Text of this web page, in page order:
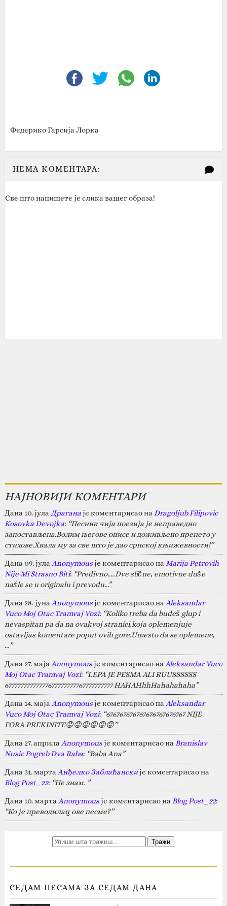
Федерико Гарсија Лорка
НЕМА КОМЕНТАРА:
Све што напишете је слика вашег образа!
НАЈНОВИЈИ КОМЕНТАРИ
Дана 10. јула Драганаје коментарисао на Dragoljub Filipovic
Kosovka Devojka: “Песник чија поезија је неправедно
запостављена.Волим његове описе и доживљено пренето у
стихове.Хвала му за све што је дао српској књижевности!”
Дана 09. јула Anonymousје коментарисао на Marija Petrovih
Nije Mi Strasno Biti: “Predivno.....Dve slične, emotivne duše
našle se u originalu i prevodu...”
Дана 28. јуна Anonymousје коментарисао на Aleksandar
Vuco Moj Otac Tramvaj Vozi: “Koliko treba da budeš glup i
nevaspitan pa da na ovakvoj stranici,koja oplemenjuje
ostavljas komentare poput ovih gore.Umesto da se oplemene,
…”
Дана 27. маја Anonymousје коментарисао на Aleksandar Vuco
Moj Otac Tramvaj Vozi: “LEPA JE PESMA ALI RUUSSSSSS
67777777777777677777777767777777777 HAHAHhhHahahahaha”
Дана 14. маја Anonymousје коментарисао на Aleksandar
Vuco Moj Otac Tramvaj Vozi: “676767676767676767676767 NIJE
FORA PREKINITE😡😡😡😡😡😡”
Дана 27. априла Anonymousје коментарисао на Branislav
Nusic Pogreb Dva Raba: “Baba Ana”
Дана 31. марта Анђелко Заблаћанскије коментарисао на
Blog Post_22: “Не знам. ”
Дана 10. марта Anonymousје коментарисао на Blog Post_22:
“Ко је преводилац ове песме?”
СЕДАМ ПЕСАМА ЗА СЕДАМ ДАНА